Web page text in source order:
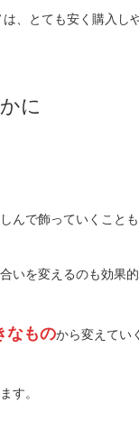
は、とても安く購入し
に
んで飾っていくこと
いを変えるのも効果
なものから変えてい
す。